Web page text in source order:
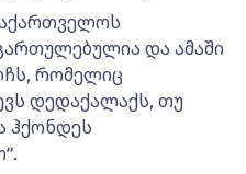
და ამაში
რომელიც
დედაქალაქს, თუ
ჰქონდეს